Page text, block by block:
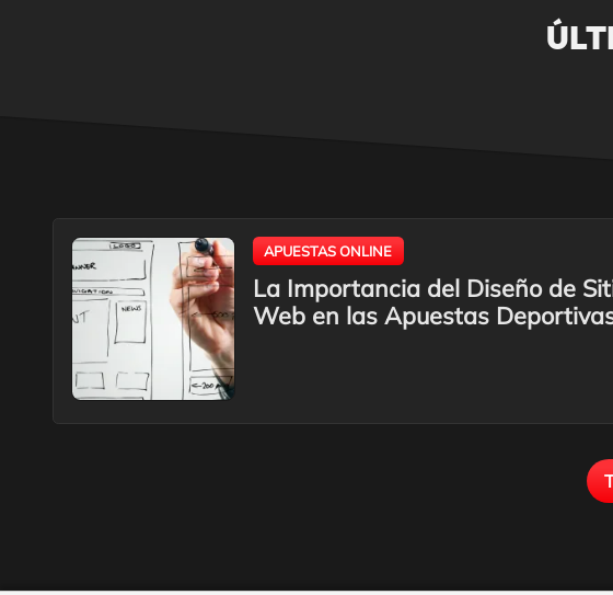
APUESTAS ONLINE
La Importancia del Diseño de
Web en las Apuestas